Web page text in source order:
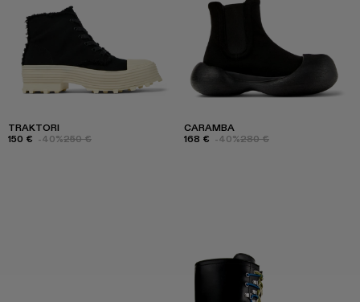
TRAKTORI
150 € -40%250 €
CARAMBA
168 € -40%280 €